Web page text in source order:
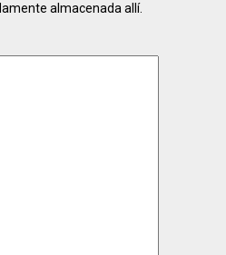
almacenada allí.